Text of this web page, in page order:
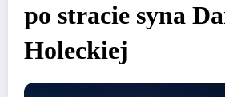
po stracie syna
Holeckiej